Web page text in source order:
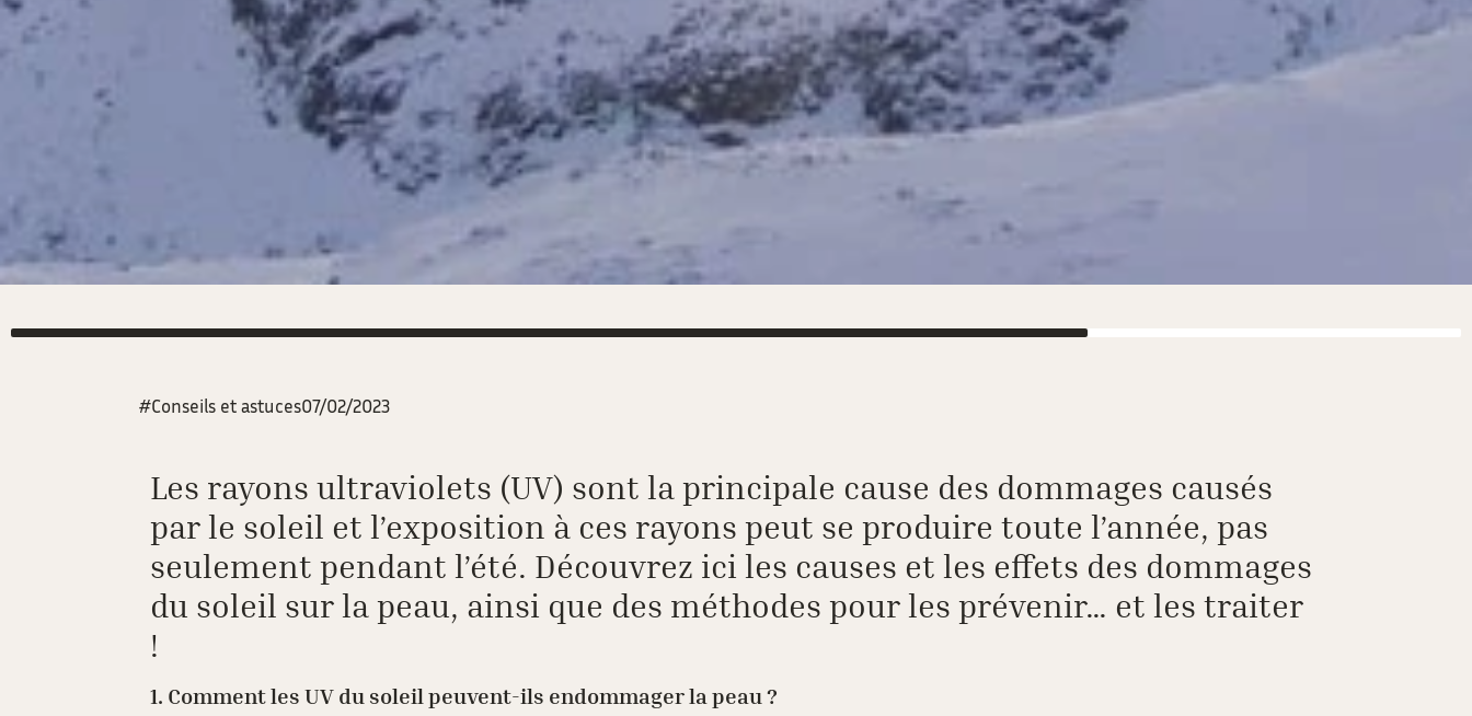
#Conseils et astuces07/02/2023
Les rayons ultraviolets (UV) sont la principale cause des dommages causés
par le soleil et l’exposition à ces rayons peut se produire toute l’année, pas
seulement pendant l’été. Découvrez ici les causes et les effets des dommages
du soleil sur la peau, ainsi que des méthodes pour les prévenir… et les traiter
!
1. Comment les UV du soleil peuvent-ils endommager la peau ?